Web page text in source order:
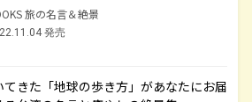
旅の名言＆絶景
発売
きた「地球の歩き方」があなたにお届